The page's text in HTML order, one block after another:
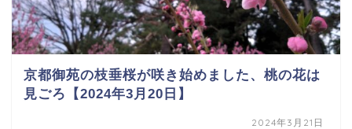
京都御苑の枝垂桜が咲き始めました、桃の花は
見ごろ【2024年3月20日】
2024年3月21日